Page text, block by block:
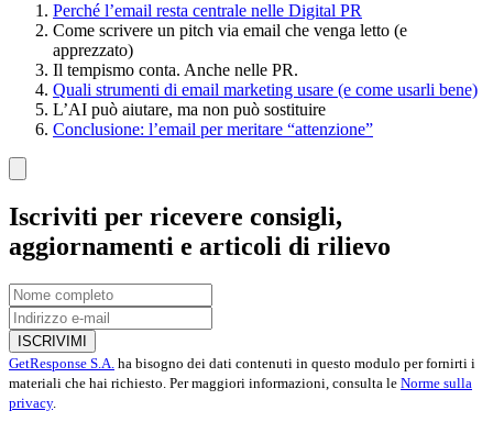
Perché l’email resta centrale nelle Digital PR
Come scrivere un pitch via email che venga letto (e
apprezzato)
Il tempismo conta. Anche nelle PR.
Quali strumenti di email marketing usare (e come usarli bene)
L’AI può aiutare, ma non può sostituire
Conclusione: l’email per meritare “attenzione”
Iscriviti per ricevere consigli,
aggiornamenti e articoli di rilievo
ISCRIVIMI
GetResponse S.A. ha bisogno dei dati contenuti in questo modulo per fornirti i
materiali che hai richiesto. Per maggiori informazioni, consulta le Norme sulla
privacy.